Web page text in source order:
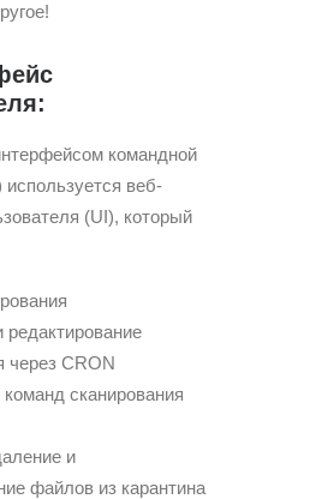
командной
используется веб-
(UI), который
редактирование
через CRON
сканирования
и
файлов из карантина